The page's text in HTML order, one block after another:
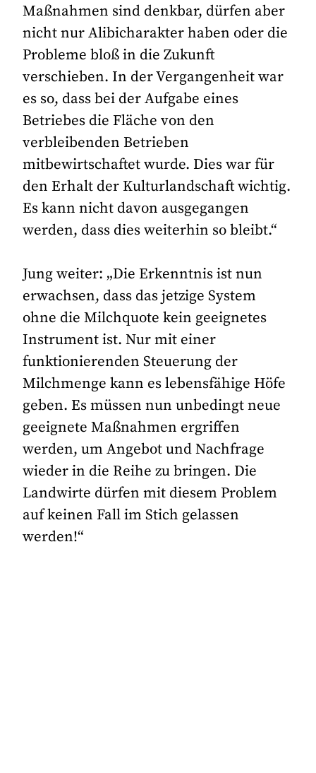
Maßnahmen sind denkbar, dürfen aber
nicht nur Alibicharakter haben oder die
Probleme bloß in die Zukunft
verschieben. In der Vergangenheit war
es so, dass bei der Aufgabe eines
Betriebes die Fläche von den
verbleibenden Betrieben
mitbewirtschaftet wurde. Dies war für
den Erhalt der Kulturlandschaft wichtig.
Es kann nicht davon ausgegangen
werden, dass dies weiterhin so bleibt.“
Jung weiter: „Die Erkenntnis ist nun
erwachsen, dass das jetzige System
ohne die Milchquote kein geeignetes
Instrument ist. Nur mit einer
funktionierenden Steuerung der
Milchmenge kann es lebensfähige Höfe
geben. Es müssen nun unbedingt neue
geeignete Maßnahmen ergriffen
werden, um Angebot und Nachfrage
wieder in die Reihe zu bringen. Die
Landwirte dürfen mit diesem Problem
auf keinen Fall im Stich gelassen
werden!“